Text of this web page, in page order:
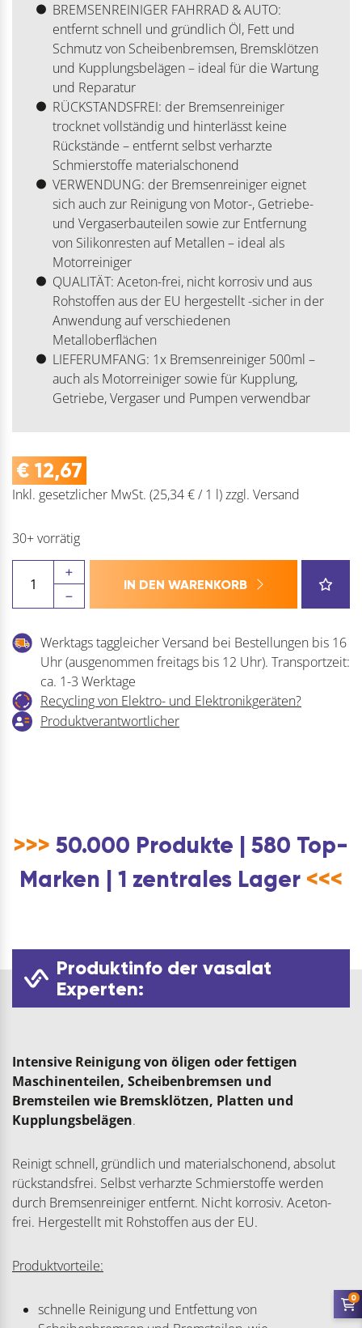
BREMSENREINIGER FAHRRAD & AUTO:
entfernt schnell und gründlich Öl, Fett und
Schmutz von Scheibenbremsen, Bremsklötzen
und Kupplungsbelägen – ideal für die Wartung
und Reparatur
RÜCKSTANDSFREI: der Bremsenreiniger
trocknet vollständig und hinterlässt keine
Rückstände – entfernt selbst verharzte
Schmierstoffe materialschonend
VERWENDUNG: der Bremsenreiniger eignet
sich auch zur Reinigung von Motor-, Getriebe-
und Vergaserbauteilen sowie zur Entfernung
von Silikonresten auf Metallen – ideal als
Motorreiniger
QUALITÄT: Aceton-frei, nicht korrosiv und aus
Rohstoffen aus der EU hergestellt -sicher in der
Anwendung auf verschiedenen
Metalloberflächen
LIEFERUMFANG: 1x Bremsenreiniger 500ml –
auch als Motorreiniger sowie für Kupplung,
Getriebe, Vergaser und Pumpen verwendbar
€ 12,67
Inkl. gesetzlicher MwSt. (25,34 € / 1 l)zzgl. Versand
30+ vorrätig
Bremsenreiniger
SQ-
Menge
IN DEN WARENKORB
Werktags taggleicher Versand bei Bestellungen bis 16
Uhr (ausgenommen freitags bis 12 Uhr). Transportzeit:
ca. 1-3 Werktage
Recycling von Elektro- und Elektronikgeräten?
Produktverantwortlicher
>>> 50.000 Produkte | 580 Top-
Marken | 1 zentrales Lager <<<
Produktinfo der vasalat
Experten:
Intensive Reinigung von öligen oder fettigen
Maschinenteilen, Scheibenbremsen und
Bremsteilen wie Bremsklötzen, Platten und
Kupplungsbelägen.
Reinigt schnell, gründlich und materialschonend, absolut
rückstandsfrei. Selbst verharzte Schmierstoffe werden
durch Bremsenreiniger entfernt. Nicht korrosiv. Aceton-
frei. Hergestellt mit Rohstoffen aus der EU.
Produktvorteile:
schnelle Reinigung und Entfettung von
0